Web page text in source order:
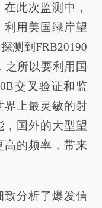
此次监测中，
利用美国绿岸望
测到FRB20190
之所以要利用国
交叉验证和监
界上最灵敏的射
，国外的大型望
高的频率，带来
致分析了爆发信